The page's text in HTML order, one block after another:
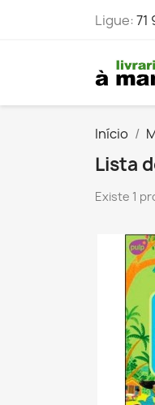
Ligue:71
Início
Lista
Existe 1